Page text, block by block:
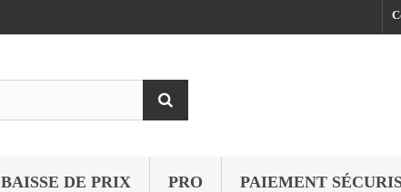
BAISSE DE PRIX PRO PAIEMENT